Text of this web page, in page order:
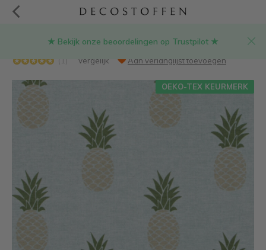
★ Bekijk onze beoordelingen op Trustpilot ★
Ananas ottoman print stof
(1) Vergelijk Aan verlanglijst toevoegen
OEKO-TEX KEURMERK